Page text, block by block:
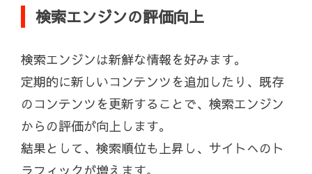
検索エンジンの評価向上
検索エンジンは新鮮な情報を好みます。
定期的に新しいコンテンツを追加したり、既存
のコンテンツを更新することで、検索エンジン
からの評価が向上します。
結果として、検索順位も上昇し、サイトへのト
ラフィックが増えます。